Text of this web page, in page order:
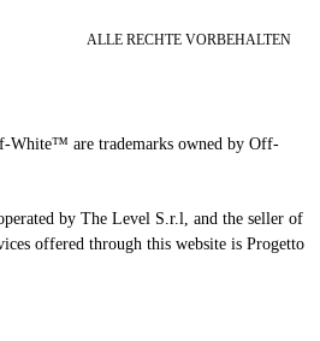
ALLE RECHTE VORBEHALTEN
are trademarks owned by Off-
by The Level S.r.l, and the seller of
offered through this website is Progetto